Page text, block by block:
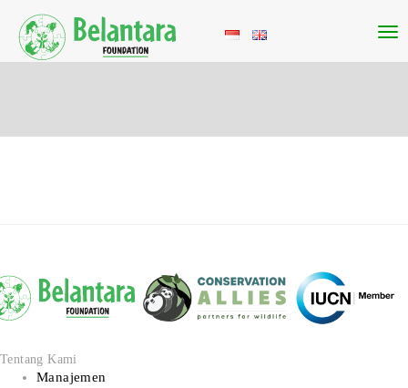
Tentang Kami
Manajemen